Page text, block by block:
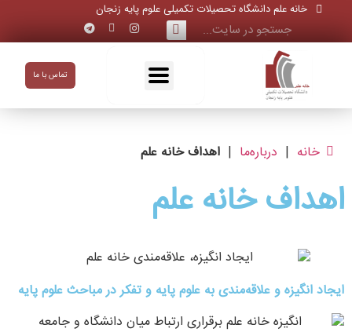
خانه علم دانشگاه تحصیلات تکمیلی علوم پایه زنجان
تماس با ما
خانه | درباره‌ما | اهداف خانه علم
اهداف خانه علم
ایجاد انگیزه‌ و علاقه‌مندی به علوم پایه و تفکر در مباحث علوم پایه